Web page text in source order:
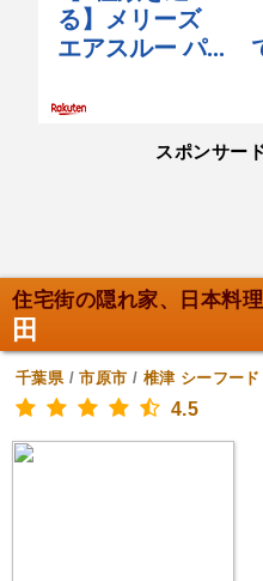
スポンサー
住宅街の隠れ家、日本料
田
千葉県/市原市 / 椎津 シーフー
4.5